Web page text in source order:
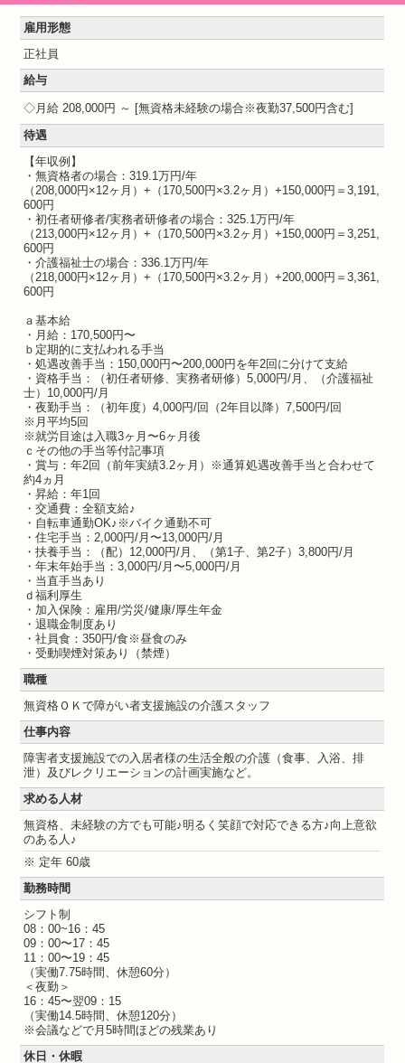
雇用形態
正社員
給与
月給 208,000円 ～
無資格未経験の場合※夜勤37,500円含む
待遇
【年収例】
・無資格者の場合：319.1万円/年
（208,000円×12ヶ月）+（170,500円×3.2ヶ月）+150,000円＝3,191,
600円
・初任者研修者/実務者研修者の場合：325.1万円/年
（213,000円×12ヶ月）+（170,500円×3.2ヶ月）+150,000円＝3,251,
600円
・介護福祉士の場合：336.1万円/年
（218,000円×12ヶ月）+（170,500円×3.2ヶ月）+200,000円＝3,361,
600円
ａ基本給
・月給：170,500円〜
ｂ定期的に支払われる手当
・処遇改善手当：150,000円〜200,000円を年2回に分けて支給
・資格手当：（初任者研修、実務者研修）5,000円/月、（介護福祉
士）10,000円/月
・夜勤手当：（初年度）4,000円/回（2年目以降）7,500円/回
※月平均5回
※就労目途は入職3ヶ月〜6ヶ月後
ｃその他の手当等付記事項
・賞与：年2回（前年実績3.2ヶ月）※通算処遇改善手当と合わせて
約4ヵ月
・昇給：年1回
・交通費：全額支給♪
・自転車通勤OK♪※バイク通勤不可
・住宅手当：2,000円/月〜13,000円/月
・扶養手当：（配）12,000円/月、（第1子、第2子）3,800円/月
・年末年始手当：3,000円/月〜5,000円/月
・当直手当あり
ｄ福利厚生
・加入保険：雇用/労災/健康/厚生年金
・退職金制度あり
・社員食：350円/食※昼食のみ
・受動喫煙対策あり（禁煙）
職種
無資格ＯＫで障がい者支援施設の介護スタッフ
仕事内容
障害者支援施設での入居者様の生活全般の介護（食事、入浴、排
泄）及びレクリエーションの計画実施など。
求める人材
無資格、未経験の方でも可能♪明るく笑顔で対応できる方♪向上意欲
のある人♪
※ 定年 60歳
勤務時間
シフト制
08：00~16：45
09：00〜17：45
11：00〜19：45
（実働7.75時間、休憩60分）
＜夜勤＞
16：45〜翌09：15
（実働14.5時間、休憩120分）
※会議などで月5時間ほどの残業あり
休日・休暇